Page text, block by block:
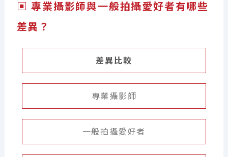
▣ 專業攝影師與一般拍攝愛好者有哪些
差異？
差異比較
專業攝影師
一般拍攝愛好者